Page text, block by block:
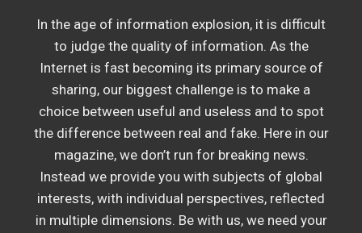
In the age of information explosion, it is difficult
to judge the quality of information. As the
Internet is fast becoming its primary source of
sharing, our biggest challenge is to make a
choice between useful and useless and to spot
the difference between real and fake. Here in our
magazine, we don’t run for breaking news.
Instead we provide you with subjects of global
interests, with individual perspectives, reflected
in multiple dimensions. Be with us, we need your